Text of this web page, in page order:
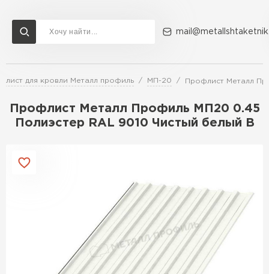
для кровли Металл профиль МП-20 Профлист Металл
Профлист Металл Профиль МП20 0.45
Полиэстер RAL 9010 Чистый белый B
Доставка и оплата Акции О компании Контакты
Перейти в каталог